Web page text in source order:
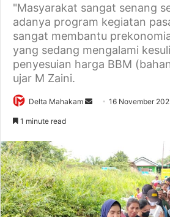
"Masyarakat sangat senang
adanya program kegiatan
sangat membantu
yang sedang mengalami
penyesuian harga BBM
ujar M Zaini.
Delta Mahakam
a
n
e
m
16 November
1 minute read